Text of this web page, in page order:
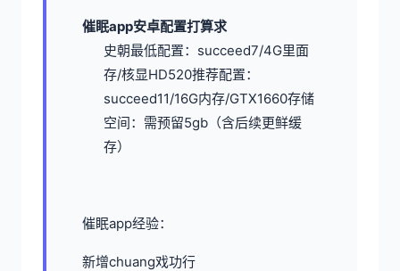
催眠app安卓配置打算求
​史朝最低配置​​：succeed7/4G里面
存/核显HD520​推荐配置​​：
succeed11/16G内存/GTX1660​存储
空间​​：需预留5gb（含后续更鲜缓
存）
催眠app经验：
新增chuang戏功行